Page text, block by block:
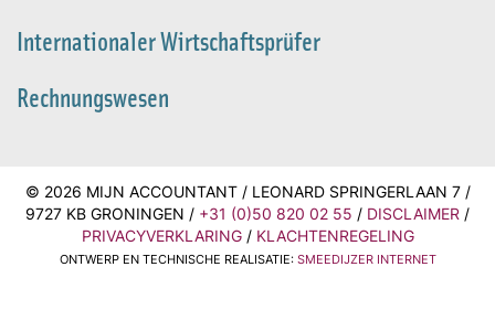
Internationaler Wirtschaftsprüfer
Rechnungswesen
© 2026 MIJN ACCOUNTANT / LEONARD SPRINGERLAAN 7 /
9727 KB GRONINGEN / +31 (0)50 820 02 55 / DISCLAIMER /
PRIVACYVERKLARING/ KLACHTENREGELING
ONTWERP EN TECHNISCHE REALISATIE: SMEEDIJZER INTERNET